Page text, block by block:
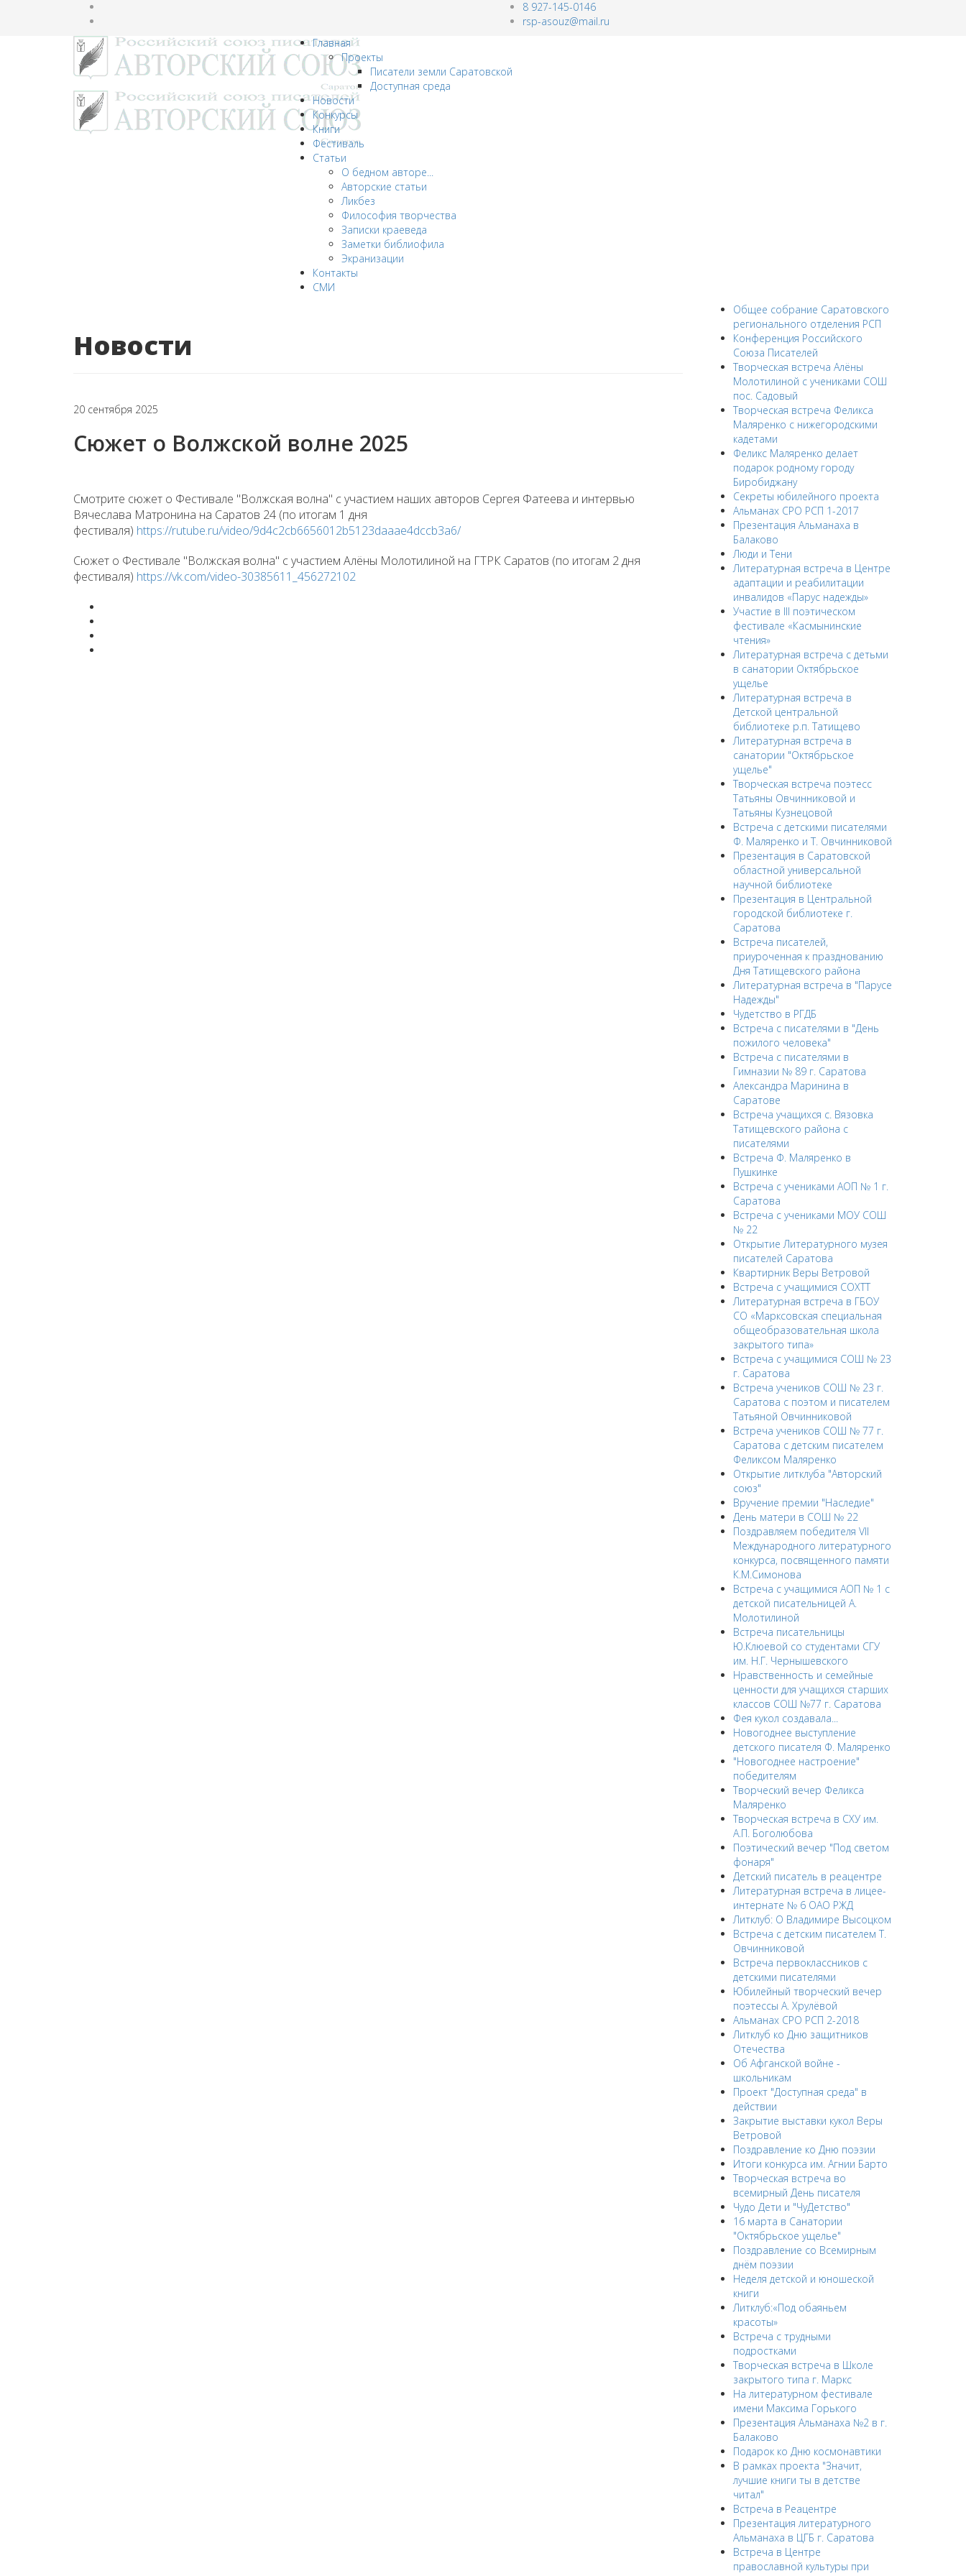
8 927-145-0146
rsp-asouz@mail.ru
Главная
Проекты
Писатели земли Саратовской
Доступная среда
Новости
Конкурсы
Книги
Фестиваль
Статьи
О бедном авторе...
Авторские статьи
Ликбез
Философия творчества
Записки краеведа
Заметки библиофила
Экранизации
Контакты
СМИ
Новости
20 сентября 2025
Сюжет о Волжской волне 2025
Смотрите сюжет о Фестивале "Волжская волна" с участием наших авторов Сергея Фатеева и интервью
Вячеслава Матронина на Саратов 24 (по итогам 1 дня
фестиваля) https://rutube.ru/video/9d4c2cb6656012b5123daaae4dccb3a6/
Сюжет о Фестивале "Волжская волна" с участием Алёны Молотилиной на ГТРК Саратов (по итогам 2 дня
фестиваля) https://vk.com/video-30385611_456272102
Общее собрание Саратовского
регионального отделения РСП
Конференция Российского
Союза Писателей
Творческая встреча Алёны
Молотилиной с учениками СОШ
пос. Садовый
Творческая встреча Феликса
Маляренко с нижегородскими
кадетами
Феликс Маляренко делает
подарок родному городу
Биробиджану
Секреты юбилейного проекта
Альманах СРО РСП 1-2017
Презентация Альманаха в
Балаково
Люди и Тени
Литературная встреча в Центре
адаптации и реабилитации
инвалидов «Парус надежды»
Участие в III поэтическом
фестивале «Касмынинские
чтения»
Литературная встреча с детьми
в санатории Октябрьское
ущелье
Литературная встреча в
Детской центральной
библиотеке р.п. Татищево
Литературная встреча в
санатории "Октябрьское
ущелье"
Творческая встреча поэтесс
Татьяны Овчинниковой и
Татьяны Кузнецовой
Встреча с детскими писателями
Ф. Маляренко и Т. Овчинниковой
Презентация в Саратовской
областной универсальной
научной библиотеке
Презентация в Центральной
городской библиотеке г.
Саратова
Встреча писателей,
приуроченная к празднованию
Дня Татищевского района
Литературная встреча в "Парусе
Надежды"
Чудетство в РГДБ
Встреча с писателями в "День
пожилого человека"
Встреча с писателями в
Гимназии № 89 г. Саратова
Александра Маринина в
Саратове
Встреча учащихся с. Вязовка
Татищевского района с
писателями
Встреча Ф. Маляренко в
Пушкинке
Встреча с учениками АОП № 1 г.
Саратова
Встреча с учениками МОУ СОШ
№ 22
Открытие Литературного музея
писателей Саратова
Квартирник Веры Ветровой
Встреча с учащимися СОХТТ
Литературная встреча в ГБОУ
СО «Марксовская специальная
общеобразовательная школа
закрытого типа»
Встреча с учащимися СОШ № 23
г. Саратова
Встреча учеников СОШ № 23 г.
Саратова с поэтом и писателем
Татьяной Овчинниковой
Встреча учеников СОШ № 77 г.
Саратова с детским писателем
Феликсом Маляренко
Открытие литклуба "Авторский
союз"
Вручение премии "Наследие"
День матери в СОШ № 22
Поздравляем победителя VII
Международного литературного
конкурса, посвященного памяти
К.М.Симонова
Встреча с учащимися АОП № 1 с
детской писательницей А.
Молотилиной
Встреча писательницы
Ю.Клюевой со студентами СГУ
им. Н.Г. Чернышевского
Нравственность и семейные
ценности для учащихся старших
классов СОШ №77 г. Саратова
Фея кукол создавала...
Новогоднее выступление
детского писателя Ф. Маляренко
"Новогоднее настроение"
победителям
Творческий вечер Феликса
Маляренко
Творческая встреча в СХУ им.
А.П. Боголюбова
Поэтический вечер "Под светом
фонаря"
Детский писатель в реацентре
Литературная встреча в лицее-
интернате № 6 ОАО РЖД
Литклуб: О Владимире Высоцком
Встреча с детским писателем Т.
Овчинниковой
Встреча первоклассников с
детскими писателями
Юбилейный творческий вечер
поэтессы А. Хрулёвой
Альманах СРО РСП 2-2018
Литклуб ко Дню защитников
Отечества
Об Афганской войне -
школьникам
Проект "Доступная среда" в
действии
Закрытие выставки кукол Веры
Ветровой
Поздравление ко Дню поэзии
Итоги конкурса им. Агнии Барто
Творческая встреча во
всемирный День писателя
Чудо Дети и "ЧуДетство"
16 марта в Санатории
"Октябрьское ущелье"
Поздравление со Всемирным
днём поэзии
Неделя детской и юношеской
книги
Литклуб:«Под обаяньем
красоты»
Встреча с трудными
подростками
Творческая встреча в Школе
закрытого типа г. Маркс
На литературном фестивале
имени Максима Горького
Презентация Альманаха №2 в г.
Балаково
Подарок ко Дню космонавтики
В рамках проекта "Значит,
лучшие книги ты в детстве
читал"
Встреча в Реацентре
Презентация литературного
Альманаха в ЦГБ г. Саратова
Встреча в Центре
православной культуры при